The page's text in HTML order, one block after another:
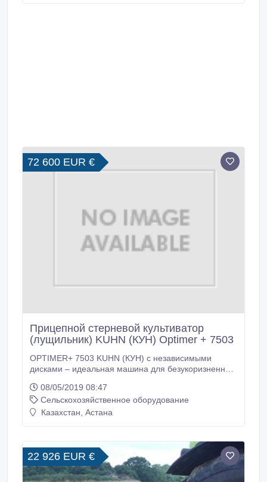
72 600 EUR €
Прицепной стерневой культиватор
(лущильник) KUHN (КУН) Optimer + 7503
OPTIMER+ 7503 KUHN (КУН) с независимыми
дисками – идеальная машина для безукоризненной
после уборки урожая. Он создает условия для
прорастания семян сорняков, разложения
органической массы и удержания влаги в почве.
OPTIMER+ 7503 обладает значительной
проникающей способностью, повышенной
проходимостью при обильных растительных
остатках.
08/05/2019 08:47
Сельскохозяйственное оборудование
Казахстан, Астана
22 926 EUR €